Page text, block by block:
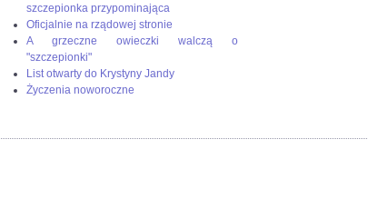
szczepionka przypominająca
Oficjalnie na rządowej stronie
A grzeczne owieczki walczą o
"szczepionki"
List otwarty do Krystyny Jandy
Życzenia noworoczne